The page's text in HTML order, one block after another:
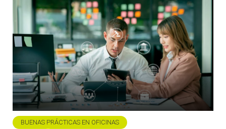
BUENAS PRÁCTICAS EN OFICINAS